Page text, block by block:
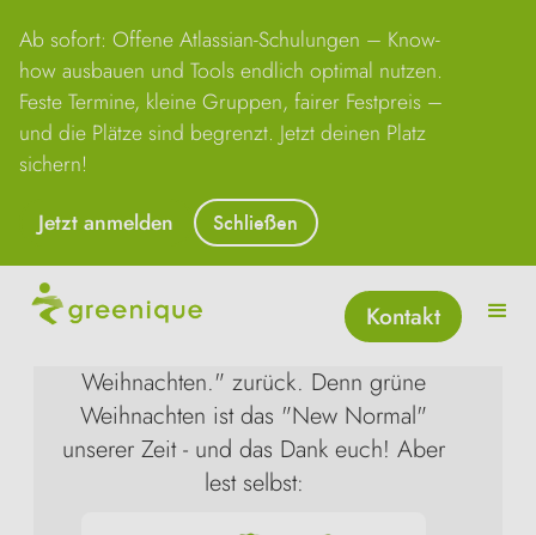
Ab sofort: Offene Atlassian-Schulungen – Know-
how ausbauen und Tools endlich optimal nutzen.
Feste Termine, kleine Gruppen, fairer Festpreis –
und die Plätze sind begrenzt. Jetzt deinen Platz
sichern!
Jetzt anmelden
Schließen
Kontakt
News & Aktionen
Ach du grüne....2500
m²!
08.01.2023
Wir starten das Jahr mit einem kleinen
Recap und schauen zufrieden auf
unsere Adventsaktion 2022 - "Grüne
Weihnachten." zurück. Denn grüne
Weihnachten ist das "New Normal"
unserer Zeit - und das Dank euch! Aber
lest selbst: